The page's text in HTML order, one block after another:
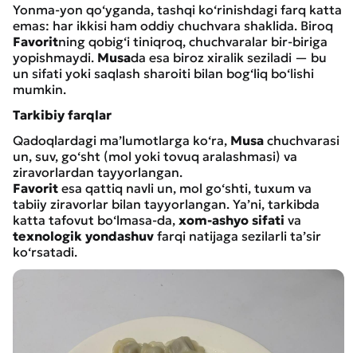
Yonma-yon qo‘yganda, tashqi ko‘rinishdagi farq katta
emas: har ikkisi ham oddiy chuchvara shaklida. Biroq
Favoritning qobig‘i tiniqroq, chuchvaralar bir-biriga
yopishmaydi. Musada esa biroz xiralik seziladi — bu
un sifati yoki saqlash sharoiti bilan bog‘liq bo‘lishi
mumkin.
Tarkibiy farqlar
Qadoqlardagi ma’lumotlarga ko‘ra, Musa chuchvarasi
un, suv, go‘sht (mol yoki tovuq aralashmasi) va
ziravorlardan tayyorlangan.
Favorit esa qattiq navli un, mol go‘shti, tuxum va
tabiiy ziravorlar bilan tayyorlangan. Ya’ni, tarkibda
katta tafovut bo‘lmasa-da, xom-ashyo sifati va
texnologik yondashuv farqi natijaga sezilarli ta’sir
ko‘rsatadi.